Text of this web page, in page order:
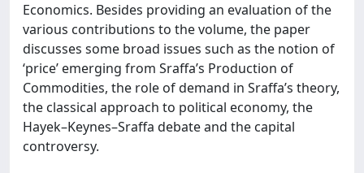
Economics. Besides providing an evaluation of the
various contributions to the volume, the paper
discusses some broad issues such as the notion of
‘price’ emerging from Sraffa’s Production of
Commodities, the role of demand in Sraffa’s theory,
the classical approach to political economy, the
Hayek–Keynes–Sraffa debate and the capital
controversy.